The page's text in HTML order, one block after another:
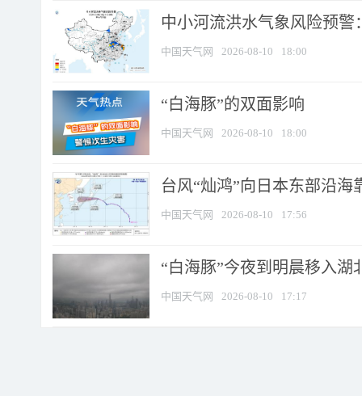
中小河流洪水气象风险预
中国天气网 2026-08-10 18:00
​“白海豚”的双面影响
中国天气网 2026-08-10 18:00
台风“灿鸿”向日本东部沿海
中国天气网 2026-08-10 17:56
“白海豚”今夜到明晨移入湖
中国天气网 2026-08-10 17:17